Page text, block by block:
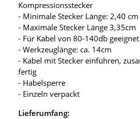
Kompressionsstecker
- Minimale Stecker Länge: 2,40 cm
- Maximale Stecker Länge 3,35cm
- Für Kabel von 80-140db geeignet
- Werkzeuglänge: ca. 14cm
- Kabel mit Stecker einführen,
fertig
- Habelsperre
- Einzeln verpackt
Lieferumfang: